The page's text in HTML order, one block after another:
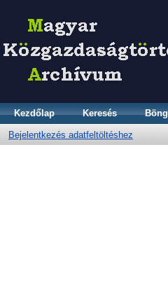
Kezdőlap Keresés
Bejelentkezés adatfeltöltéshez